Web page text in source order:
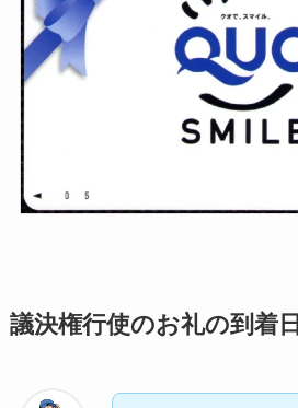
議決権行使のお礼の到着日